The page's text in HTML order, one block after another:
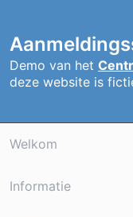
Demo van het
deze website is
Welkom
Informatie